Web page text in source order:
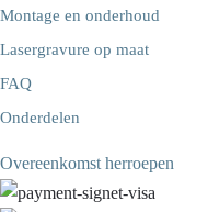
Montage en onderhoud
Lasergravure op maat
FAQ
Onderdelen
Overeenkomst herroepen